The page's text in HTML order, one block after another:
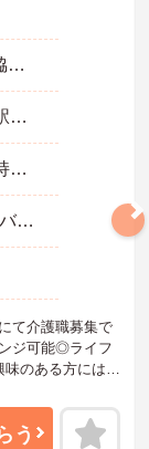
兵庫県 神戸市中央区 脇浜町2-11-14 神戸脇浜ビル1F
阪神本線「岩屋(兵庫)駅」徒歩5分
■いずれかの資格をお持ちの方■経験、学歴不問
非常勤・パート・アルバイト
て介護職募集で
ジ可能◎ライフ
のある方には、
う